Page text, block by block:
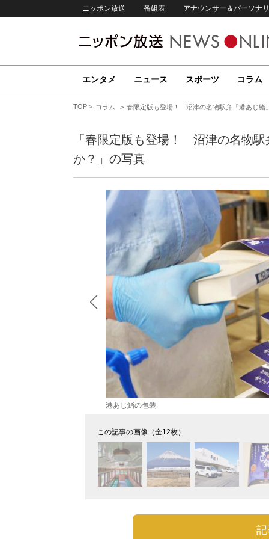
ニッポン放送 番組表 アナウンサー＆パーソナ
エンタメ ニュース スポーツ コラム
TOP コラム 春限定版も登場！ 沼津の名物駅弁「港あじ鮨
「春限定版も登場！ 沼津の名物
か？」の写真
港あじ鮨の包装
この記事の画像（全12枚）